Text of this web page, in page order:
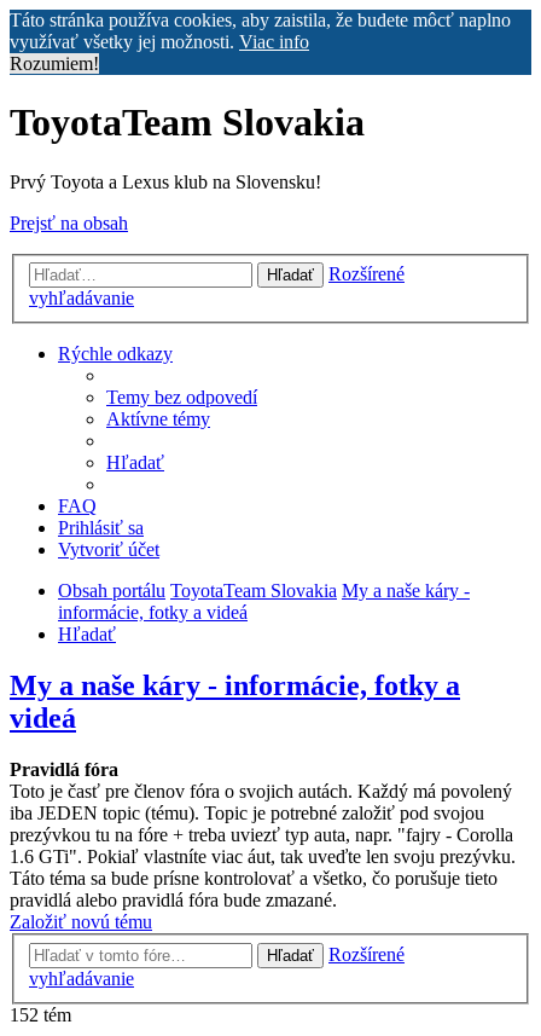
Táto stránka používa cookies, aby zaistila, že budete môcť naplno
využívať všetky jej možnosti. Viac info
Rozumiem!
ToyotaTeam Slovakia
Prvý Toyota a Lexus klub na Slovensku!
Prejsť na obsah
Hľadať
Rozšírené
vyhľadávanie
Rýchle odkazy
Temy bez odpovedí
Aktívne témy
Hľadať
FAQ
Prihlásiť sa
Vytvoriť účet
Obsah portálu ToyotaTeam Slovakia My a naše káry -
informácie, fotky a videá
Hľadať
My a naše káry - informácie, fotky a
videá
Pravidlá fóra
Toto je časť pre členov fóra o svojich autách. Každý má povolený
iba JEDEN topic (tému). Topic je potrebné založiť pod svojou
prezývkou tu na fóre + treba uviezť typ auta, napr. "fajry - Corolla
1.6 GTi". Pokiaľ vlastníte viac áut, tak uveďte len svoju prezývku.
Táto téma sa bude prísne kontrolovať a všetko, čo porušuje tieto
pravidlá alebo pravidlá fóra bude zmazané.
Založiť novú tému
Hľadať
Rozšírené
vyhľadávanie
152 tém